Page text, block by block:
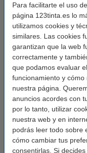
Para facilitarte el uso
página 123tinta.es lo
utilizamos cookies y
similares. Las cookies
garantizan que la web
correctamente y
que podamos evaluar el
funcionamiento y cómo
nuestra página.
anuncios acordes con
por lo tanto, utilizar
nuestra web y en
podrás leer todo sobre
cómo cambiar tus
consentirlas. Si
Color: negro sobre
negro sobre blanco
Modelo:vinilo
nylon flexible
Ver características y
¡Ahorra casi un 40%en
¡Recíbelo el
9,50 €